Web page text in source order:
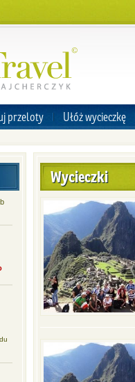
przeloty Ułóż wycieczkę
Wycieczki